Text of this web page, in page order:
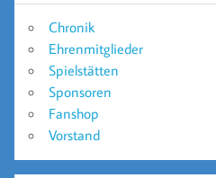
Chronik
Ehrenmitglieder
Spielstätten
Sponsoren
Fanshop
Vorstand